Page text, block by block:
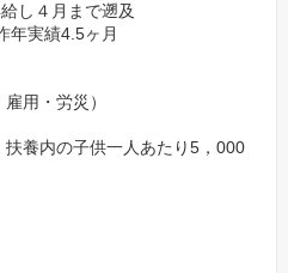
し４月まで遡及
年実績4.5ヶ月
用・労災）
養内の子供一人あたり5，000